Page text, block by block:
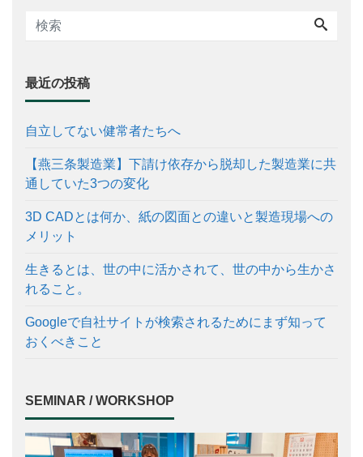
最近の投稿
自立してない健常者たちへ
【燕三条製造業】下請け依存から脱却した製造業に共
通していた3つの変化
3D CADとは何か、紙の図面との違いと製造現場への
メリット
生きるとは、世の中に活かされて、世の中から生かさ
れること。
Googleで自社サイトが検索されるためにまず知って
おくべきこと
SEMINAR / WORKSHOP